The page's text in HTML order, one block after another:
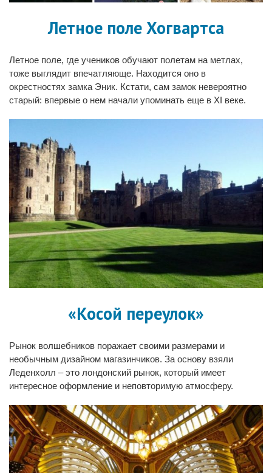
Летное поле Хогвартса
Летное поле, где учеников обучают полетам на метлах,
тоже выглядит впечатляюще. Находится оно в
окрестностях замка Эник. Кстати, сам замок невероятно
старый: впервые о нем начали упоминать еще в XI веке.
«Косой переулок»
Рынок волшебников поражает своими размерами и
необычным дизайном магазинчиков. За основу взяли
Леденхолл – это лондонский рынок, который имеет
интересное оформление и неповторимую атмосферу.